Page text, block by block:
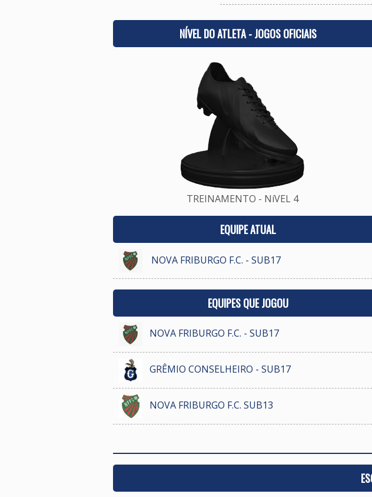
NÍVEL DO ATLETA - JOGOS OFICIAIS
TREINAMENTO - NíVEL 4
EQUIPE ATUAL
NOVA FRIBURGO F.C. - SUB17
EQUIPES QUE JOGOU
NOVA FRIBURGO F.C. - SUB17
GRÊMIO CONSELHEIRO - SUB17
NOVA FRIBURGO F.C. SUB13